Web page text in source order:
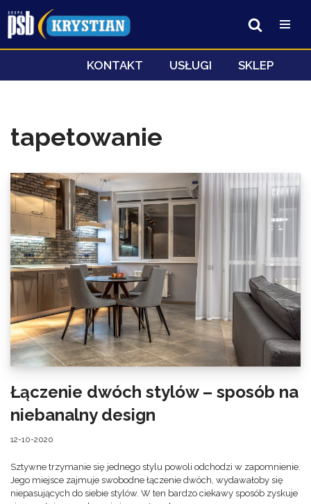
Przejdź
do
KONTAKT USŁUGI SKLEP
tapetowanie
Łączenie dwóch stylów – sposób na
niebanalny design
12-10-2020
Sztywne trzymanie się jednego stylu powoli odchodzi w zapomnienie.
Jego miejsce zajmuje swobodne łączenie dwóch, wydawałoby się
niepasujących do siebie stylów. W ten bardzo ciekawy sposób zyskuje